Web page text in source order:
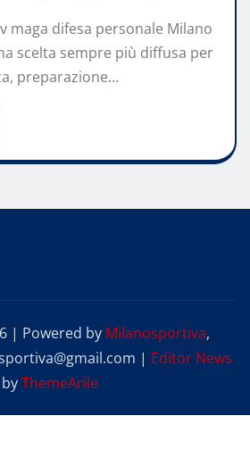
maga difesa personale Milano
scelta sempre più diffusa per
preparazione…
| Powered by Milanosportiva,
| Editor News
byThemeArile